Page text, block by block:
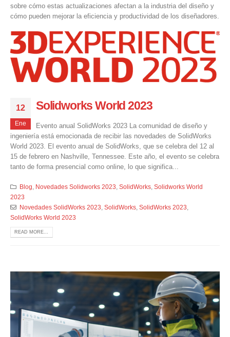
sobre cómo estas actualizaciones afectan a la industria del diseño y
cómo pueden mejorar la eficiencia y productividad de los diseñadores.
12
Ene
Solidworks World 2023
Evento anual SolidWorks 2023 La comunidad de diseño y
ingeniería está emocionada de recibir las novedades de SolidWorks
World 2023. El evento anual de SolidWorks, que se celebra del 12 al
15 de febrero en Nashville, Tennessee. Este año, el evento se celebra
tanto de forma presencial como online, lo que significa...
Blog Novedades Solidworks 2023 SolidWorks, Solidworks World
2023
Novedades SolidWorks 2023 SolidWorks, SolidWorks 2023
SolidWorks World 2023
READ MORE...